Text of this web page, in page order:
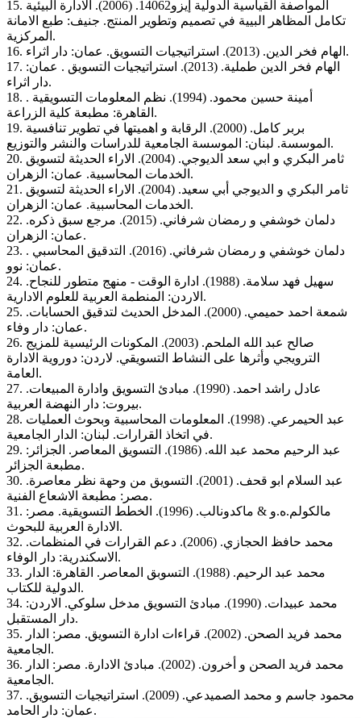
15. المواصفة القياسية الدولية إيزو14062. (2006). الادارة البيئية
تكامل المظاهر البيية في تصميم وتطوير المنتج. جنيف: طبع الامانة
المركزية.
16. الهام فخر الدين. (2013). استراتيجيات التسويق. عمان: دار اثراء.
17. الهام فخر الدين طملية. (2013). استراتيجيات التسويق . عمان:
دار اثراء.
18. أمينة حسين محمود. (1994). نظم المعلومات التسويقية .
القاهرة: مطبعة كلية الزراعة.
19. بربر كامل. (2000). الرقابة و اهميتها في تطوير تنافسية
الموسسة. لبنان: الموسسة الجامعية للدراسات والنشر والتوزيع.
20. ثامر البكري و ابي سعد الديوجي. (2004). الاراء الحديثة لتسويق
الخدمات المحاسبية. عمان: الزهران.
21. ثامر البكري و الديوجي أبي سعيد. (2004). الاراء الحديثة لتسويق
الخدمات المحاسبية. عمان: الزهران.
22. دلمان خوشفي و رمضان شرفاني. (2015). مرجع سبق ذكره.
عمان: الزهران.
23. دلمان خوشفي و رمضان شرفاني. (2016). التدقيق المحاسبي .
عمان: نوو.
24. سهيل فهد سلامة. (1988). ادارة الوقت - منهج متطور للنجاح.
الاردن: المنطمة العربية للعلوم الادارية.
25. شمعة احمد حميمي. (2000). المدخل الحديث لتدقيق الحسابات.
عمان: دار وفاء.
26. صالح عبد الله الملحم. (2003). المكونات الرئيسية للمزيج
الترويجي وأثرها على النشاط التسويقي. لاردن: دوروية الادارة
العامة.
27. عادل راشد احمد. (1990). مبادئ التسويق وادارة المبيعات.
بيروت: دار النهضة العربية.
28. عبد الحيمرعي. (1998). المعلومات المحاسبية وبحوث العمليات
في اتخاذ القرارات. لبنان: الدار الجامعية.
29. عبد الرحيم محمد عبد الله. (1986). التسويق المعاصر. الجزائر:
مطبعة الجزائر.
30. عبد السلام ابو قحف. (2001). التسويق من وحهة نظر معاصرة.
مصر: مطبعة الاشعاع الفنية.
31. مالكولم.ه.و & ماكدونالب. (1996). الخطط التسويقية. مصر:
الادارة العربية للبحوث.
32. محمد حافظ الحجازي. (2006). دعم القرارات في المنظمات.
الاسكندرية: دار الوفاء.
33. محمد عبد الرحيم. (1988). التسوبق المعاصر. القاهرة: الدار
الدولية للكتاب.
34. محمد عبيدات. (1990). مبادئ التسويق مدخل سلوكي. الاردن:
دار المستقبل.
35. محمد فريد الصحن. (2002). قراءات ادارة التسويق. مصر: الدار
الجامعية.
36. محمد فريد الصحن و أخرون. (2002). مبادئ الادارة. مصر: الدار
الجامعية.
37. محمود جاسم و محمد الصميدعي. (2009). استراتيجيات التسويق.
عمان: دار الحامد.